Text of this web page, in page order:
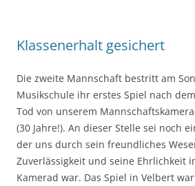
Klassenerhalt gesichert
Die zweite Mannschaft bestritt am
Musikschule ihr erstes Spiel nach
Tod von unserem
(30 Jahre!). An dieser Stelle sei noch
der uns durch sein freundliches
Zuverlässigkeit und seine Ehrlichkeit
Kamerad war. Das Spiel in Velbert